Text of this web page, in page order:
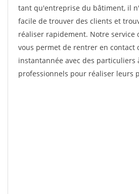
tant qu'entreprise du bâtiment, il
facile de trouver des clients et
réaliser rapidement. Notre service
vous permet de rentrer en contact
instantannée avec des particuliers
professionnels pour réaliser leurs